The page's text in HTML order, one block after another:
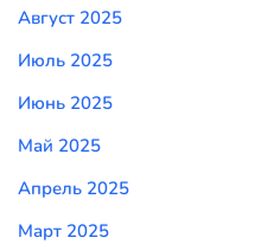
Август 2025
Июль 2025
Июнь 2025
Май 2025
Апрель 2025
Март 2025